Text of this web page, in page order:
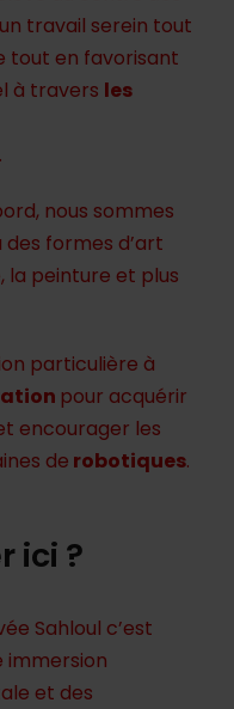
travail serein tout
tout en favorisant
à travers les
nous sommes
formes d’art
la peinture et plus
particulière à
pour acquérir
encourager les
de robotiques.
ici ?
Sahloul c’est
immersion
et des